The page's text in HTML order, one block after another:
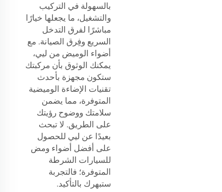
بالسهولة في التركيب
والتشغيل، ما يجعلها خيارًا
مباشرًا لفرق التدخل
السريع وفِرق الصيانة. مع
أضواء الوميض من ليي،
يمكنك الوثوق بأن مركبتك
ستكون مجهزة بأحدث
تقنيات الإضاءة الوميضية
المتوفرة، مما يضمن
سلامتك ووضوح رؤيتك
على الطريق. لا تبحث
بعيدًا عن ليي للحصول
على أفضل أضواء ومض
للسيارات الشرطة
المتوفرة؛ فالتجربة
ستبهرك بالتأكيد.